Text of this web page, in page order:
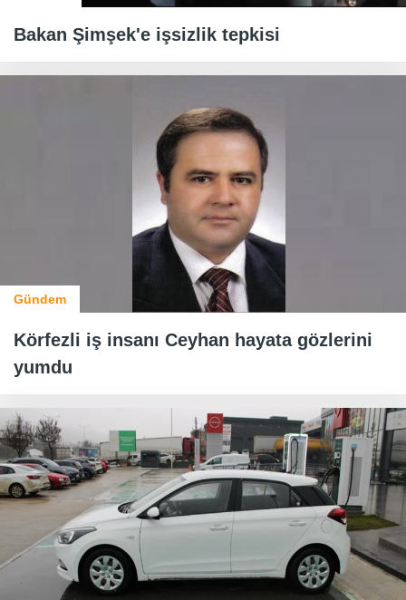
Bakan Şimşek'e işsizlik tepkisi
Gündem
Körfezli iş insanı Ceyhan hayata gözlerini
yumdu